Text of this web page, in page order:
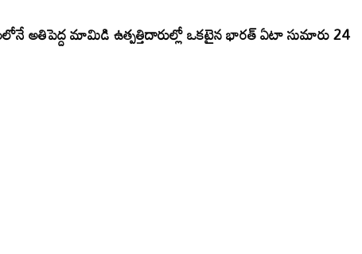
అతిపెద్ద మామిడి ఉత్పత్తిదారుల్లో ఒకటైన భారత్ ఏటా సుమారు 24